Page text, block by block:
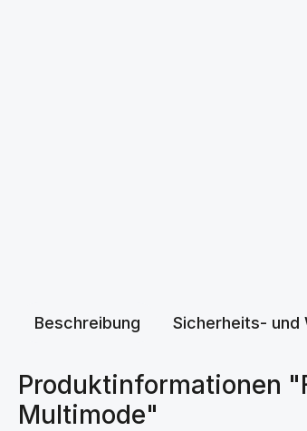
Beschreibung Sicherheits- und
Produktinformationen
Multimode"